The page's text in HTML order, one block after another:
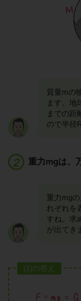
質量mの
ます。地
までの距
ので半径
重力mgは、
重力mg
れぞれを
すね。求
が出てき
(1)の答え